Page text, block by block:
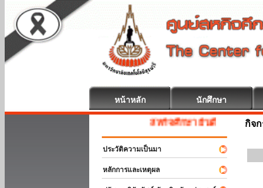
หน้าหลัก นักศึกษา
สหกิจศึกษา ยินดีต้อนรับ
ประวัติความเป็นมา
หลักการและเหตุผล
กิจ